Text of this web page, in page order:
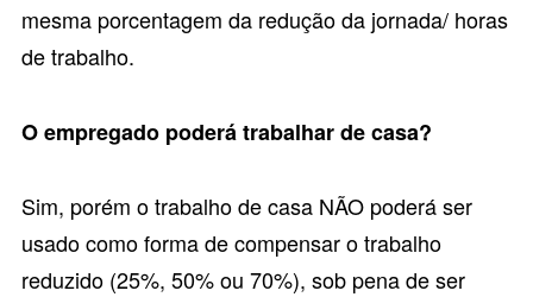
mesma porcentagem da redução da jornada/ horas
de trabalho.
O empregado poderá trabalhar de casa?
Sim, porém o trabalho de casa NÃO poderá ser
usado como forma de compensar o trabalho
reduzido (25%, 50% ou 70%), sob pena de ser